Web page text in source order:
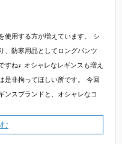
使用する方が増えています。
シ
、防寒用品としてロングパンツ
すね♪ オシャレなレギンスも増え
是非拘ってほしい所です。
今回
ンスブランドと、オシャレなコ